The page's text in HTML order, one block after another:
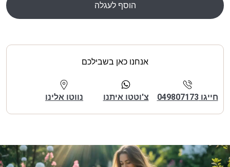
הוסף לעגלה
אנחנו כאן בשבילכם
חייגו 049807173 צ'וטטו איתנו נווטו אלינו